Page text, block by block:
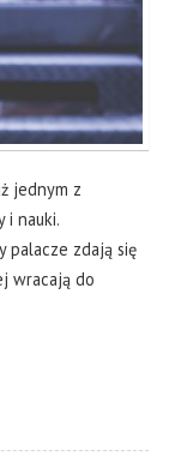
jednym z
i nauki.
palacze zdają się
wracają do